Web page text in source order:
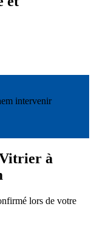
intervenir
à
lors de votre